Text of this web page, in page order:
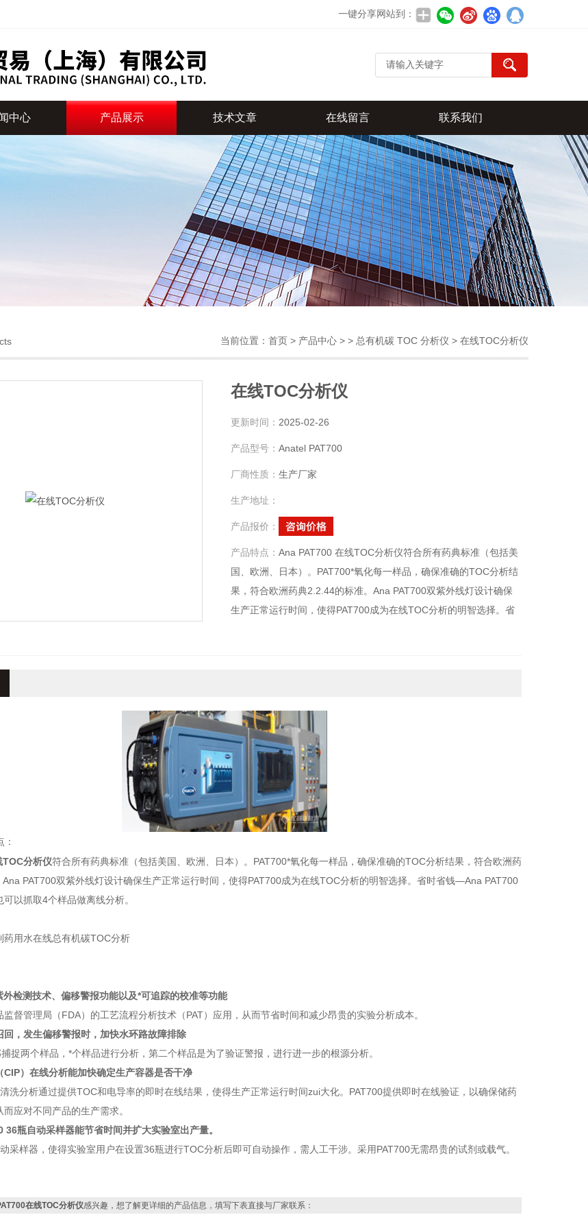
一键分享网站到：
中心 产品展示 技术文章 在线留言 联系我们
当前位置： 首页 > 产品中心 > > 总有机碳 TOC 分析仪 > 在线TOC分析仪
在线TOC分析仪
更新时间： 2025-02-26
产品型号： Anatel PAT700
厂商性质： 生产厂家
生产地址：
产品报价：
产品特点： Ana PAT700 在线TOC分析仪符合所有药典标准（包括美
国、欧洲、日本）。PAT700*氧化每一样品，确保准确的TOC分析结
果，符合欧洲药典2.2.44的标准。Ana PAT700双紫外线灯设计确保
生产正常运行时间，使得PAT700成为在线TOC分析的明智选择。省
：
TOC分析仪符合所有药典标准（包括美国、欧洲、日本）。PAT700*氧化每一样品，确保准确的TOC分析结果，符合欧洲药
PAT700双紫外线灯设计确保生产正常运行时间，使得PAT700成为在线TOC分析的明智选择。省时省钱—Ana PAT700
以抓取4个样品做离线分析。
药用水在线总有机碳TOC分析
检测技术、偏移警报功能以及*可追踪的校准等功能
监督管理局（FDA）的工艺流程分析技术（PAT）应用，从而节省时间和减少昂贵的实验分析成本。
回，发生偏移警报时，加快水环路故障排除
捉两个样品，*个样品进行分析，第二个样品是为了验证警报，进行进一步的根源分析。
CIP）在线分析能加快确定生产容器是否干净
洗分析通过提供TOC和电导率的即时在线结果，使得生产正常运行时间zui大化。PAT700提供即时在线验证，以确保储药
应对不同产品的生产需求。
36瓶自动采样器能节省时间并扩大实验室出产量。
采样器，使得实验室用户在设置36瓶进行TOC分析后即可自动操作，需人工干涉。采用PAT700无需昂贵的试剂或载气。
在线TOC分析仪感兴趣，想了解更详细的产品信息，填写下表直接与厂家联系：